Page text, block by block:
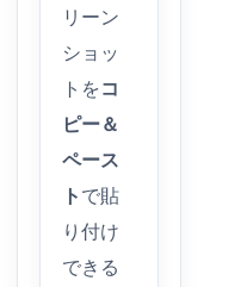
リーン
ショッ
トをコ
ピー＆
ペース
トで貼
り付け
できる